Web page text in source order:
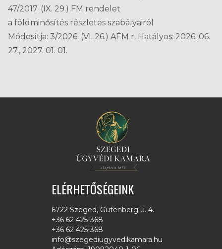
47/2017. (IX. 29.) FM rendelet
a földminősítés részletes szabályairól
Módosítja: 3/2026. (VI. 26.) AÉM r. Hatályos: 2026. 06.
27., 2027. 01. 01.
ELÉRHETŐSÉGEINK
6722 Szeged, Gutenberg u. 4.
+36 62 425-368
+36 62 425-368
info@szegediugyvedikamara.hu